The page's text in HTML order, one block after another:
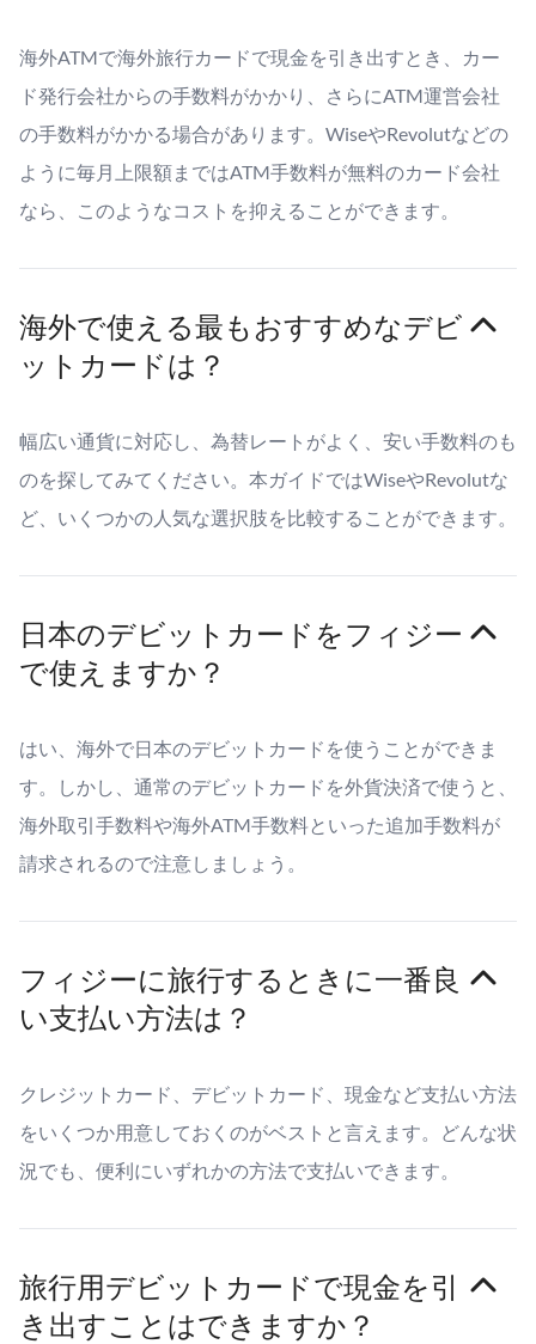
海外ATMで海外旅行カードで現金を引き出すとき、カー
ド発行会社からの手数料がかかり、さらにATM運営会社
の手数料がかかる場合があります。WiseやRevolutなどの
ように毎月上限額まではATM手数料が無料のカード会社
なら、このようなコストを抑えることができます。
海外で使える最もおすすめなデビ
ットカードは？
幅広い通貨に対応し、為替レートがよく、安い手数料のも
のを探してみてください。本ガイドではWiseやRevolutな
ど、いくつかの人気な選択肢を比較することができます。
日本のデビットカードをフィジー
で使えますか？
はい、海外で日本のデビットカードを使うことができま
す。しかし、通常のデビットカードを外貨決済で使うと、
海外取引手数料や海外ATM手数料といった追加手数料が
請求されるので注意しましょう。
フィジーに旅行するときに一番良
い支払い方法は？
クレジットカード、デビットカード、現金など支払い方法
をいくつか用意しておくのがベストと言えます。どんな状
況でも、便利にいずれかの方法で支払いできます。
旅行用デビットカードで現金を引
き出すことはできますか？